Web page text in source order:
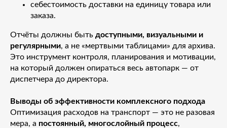
себестоимость доставки на единицу товара или
заказа.
Отчёты должны быть доступными, визуальными и
регулярными, а не «мертвыми таблицами» для архива.
Это инструмент контроля, планирования и мотивации,
на который должен опираться весь автопарк — от
диспетчера до директора.
Выводы об эффективности комплексного подхода
Оптимизация расходов на транспорт — это не разовая
мера, а постоянный, многослойный процесс,